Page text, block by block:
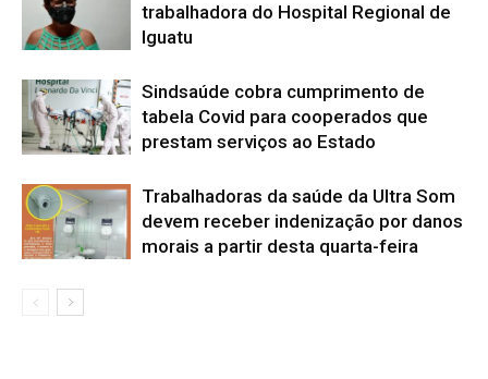
trabalhadora do Hospital Regional de
Iguatu
Sindsaúde cobra cumprimento de
tabela Covid para cooperados que
prestam serviços ao Estado
Trabalhadoras da saúde da Ultra Som
devem receber indenização por danos
morais a partir desta quarta-feira